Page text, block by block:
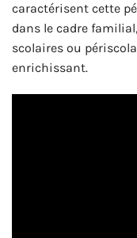
caractérisent cette
dans le cadre
scolaires ou
enrichissant.